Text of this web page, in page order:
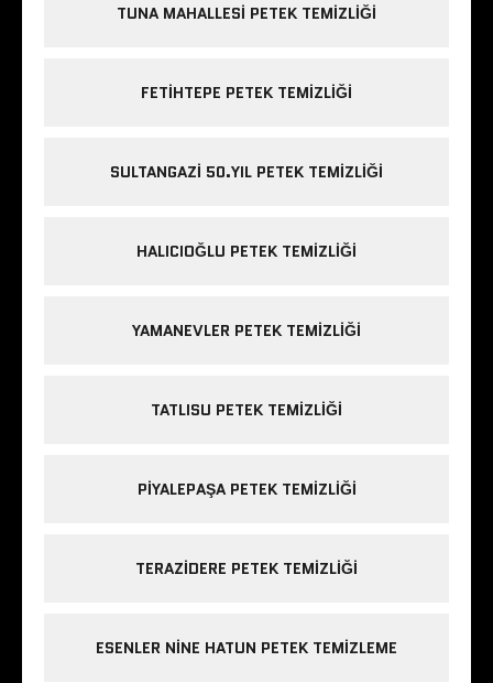
TUNA MAHALLESI PETEK TEMIZLIĞI
FETIHTEPE PETEK TEMIZLIĞI
SULTANGAZI 50.YIL PETEK TEMIZLIĞI
HALICIOĞLU PETEK TEMIZLIĞI
YAMANEVLER PETEK TEMIZLIĞI
TATLISU PETEK TEMIZLIĞI
PIYALEPAŞA PETEK TEMIZLIĞI
TERAZIDERE PETEK TEMIZLIĞI
ESENLER NINE HATUN PETEK TEMIZLEME